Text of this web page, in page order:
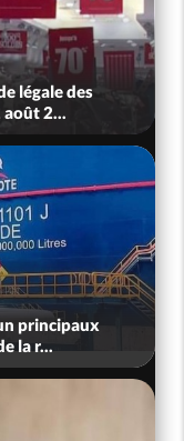
légale des
août 2...
principaux
la r...